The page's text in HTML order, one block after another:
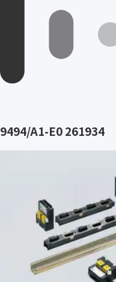
9494/A1-E0 261934